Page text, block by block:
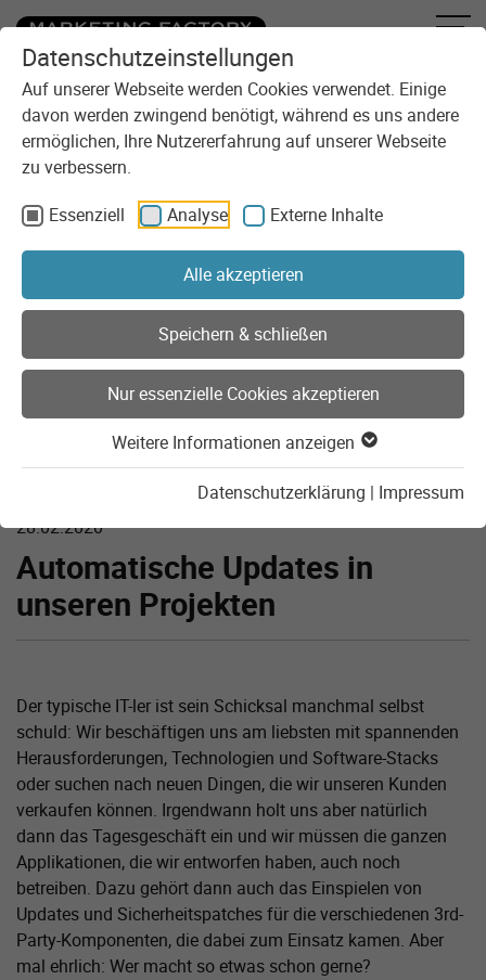
Datenschutzeinstellungen
Auf unserer Webseite werden Cookies verwendet. Einige
davon werden zwingend benötigt, während es uns andere
ermöglichen, Ihre Nutzererfahrung auf unserer Webseite
zu verbessern.
Essenziell
Analyse Externe Inhalte
Alle akzeptieren
Speichern & schließen
Nur essenzielle Cookies akzeptieren
Weitere Informationen anzeigen
Datenschutzerklärung | Impressum
Zum Inhalt springen
Sie sind here:Automatische Updates in unseren Projekten
Tutorial TYPO3
28.02.2020
Automatische Updates in
unseren Projekten
Der typische IT-ler ist sein Schicksal manchmal selbst
schuld: Wir beschäftigen uns am liebsten mit spannenden
Herausforderungen, Technologien und Software-Stacks
oder suchen nach neuen Dingen, die wir unseren Kunden
verkaufen können. Irgendwann holt uns aber natürlich
dann das Tagesgeschäft ein und wir müssen die ganzen
Applikationen, die wir entworfen haben, auch noch
betreiben. Dazu gehört dann auch das Einspielen von
Updates und Sicherheitspatches für die verschiedenen 3rd-
Party-Komponenten, die dabei zum Einsatz kamen. Aber
mal ehrlich: Wer macht so etwas schon gerne?